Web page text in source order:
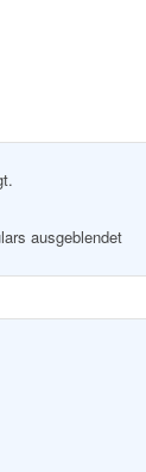
ausgeblendet